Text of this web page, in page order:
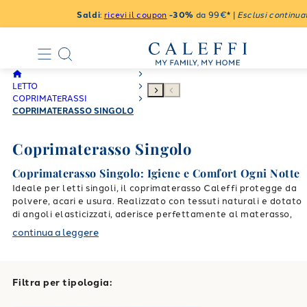
Saldi: ricevi il coupon -30% da 99€* | Esclusi
LETTO
COPRIMATERASSI
COPRIMATERASSO SINGOLO
Coprimaterasso Singolo
Coprimaterasso Singolo: Igiene e Comfort Ogni Notte
Ideale per letti singoli, il coprimaterasso Caleffi protegge da
polvere, acari e usura. Realizzato con tessuti naturali e dotato
di angoli elasticizzati, aderisce perfettamente al materasso,
mantenendolo fresco e pulito.
impermeabile per letti di bambini o uso frequente.
Lenzuolo Inferiore
continua a leggere
Filtra per tipologia: